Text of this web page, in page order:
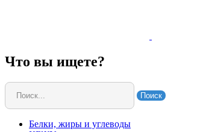
Что вы ищете?
Поиск
Белки, жиры и углеводы